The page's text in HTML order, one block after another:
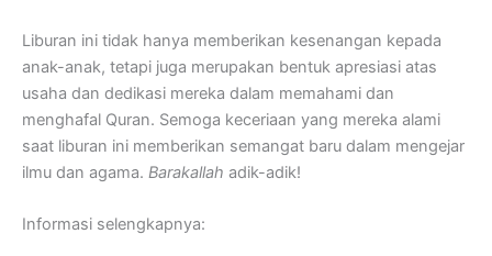
Liburan ini tidak hanya memberikan kesenangan kepada
anak-anak, tetapi juga merupakan bentuk apresiasi atas
usaha dan dedikasi mereka dalam memahami dan
menghafal Quran. Semoga keceriaan yang mereka alami
saat liburan ini memberikan semangat baru dalam mengejar
ilmu dan agama. Barakallah adik-adik!
Informasi selengkapnya: